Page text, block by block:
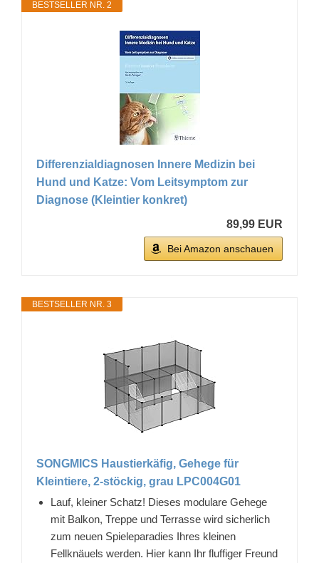
BESTSELLER NR. 2
Differenzialdiagnosen Innere Medizin bei
Hund und Katze: Vom Leitsymptom zur
Diagnose (Kleintier konkret)
89,99 EUR
Bei Amazon anschauen
BESTSELLER NR. 3
SONGMICS Haustierkäfig, Gehege für
Kleintiere, 2-stöckig, grau LPC004G01
Lauf, kleiner Schatz! Dieses modulare Gehege
mit Balkon, Treppe und Terrasse wird sicherlich
zum neuen Spieleparadies Ihres kleinen
Fellknäuels werden. Hier kann Ihr fluffiger Freund